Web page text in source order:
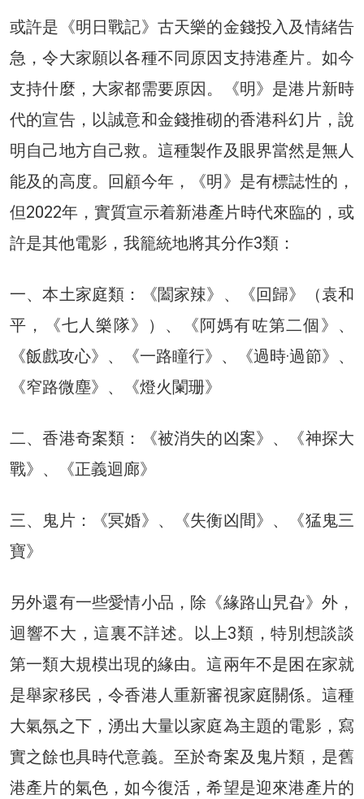
或許是《明日戰記》古天樂的金錢投入及情緒告
急，令大家願以各種不同原因支持港產片。如今
支持什麼，大家都需要原因。《明》是港片新時
代的宣告，以誠意和金錢推砌的香港科幻片，說
明自己地方自己救。這種製作及眼界當然是無人
能及的高度。回顧今年，《明》是有標誌性的，
但2022年，實質宣示着新港產片時代來臨的，或
許是其他電影，我籠統地將其分作3類：
一、本土家庭類：《闔家辣》、《回歸》（袁和
平，《七人樂隊》）、《阿媽有咗第二個》、
《飯戲攻心》、《一路瞳行》、《過時·過節》、
《窄路微塵》、《燈火闌珊》
二、香港奇案類：《被消失的凶案》、《神探大
戰》、《正義迴廊》
三、鬼片：《冥婚》、《失衡凶間》、《猛鬼三
寶》
另外還有一些愛情小品，除《緣路山旯旮》外，
迴響不大，這裏不詳述。以上3類，特別想談談
第一類大規模出現的緣由。這兩年不是困在家就
是舉家移民，令香港人重新審視家庭關係。這種
大氣氛之下，湧出大量以家庭為主題的電影，寫
實之餘也具時代意義。至於奇案及鬼片類，是舊
港產片的氣色，如今復活，希望是迎來港產片的